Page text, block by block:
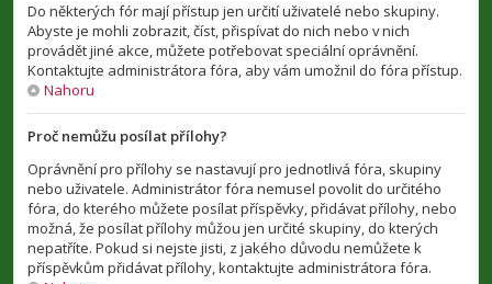
Do některých fór mají přístup jen určití uživatelé nebo skupiny.
Abyste je mohli zobrazit, číst, přispívat do nich nebo v nich
provádět jiné akce, můžete potřebovat speciální oprávnění.
Kontaktujte administrátora fóra, aby vám umožnil do fóra přístup.
Nahoru
Proč nemůžu posílat přílohy?
Oprávnění pro přílohy se nastavují pro jednotlivá fóra, skupiny
nebo uživatele. Administrátor fóra nemusel povolit do určitého
fóra, do kterého můžete posílat příspěvky, přidávat přílohy, nebo
možná, že posílat přílohy můžou jen určité skupiny, do kterých
nepatříte. Pokud si nejste jisti, z jakého důvodu nemůžete k
příspěvkům přidávat přílohy, kontaktujte administrátora fóra.